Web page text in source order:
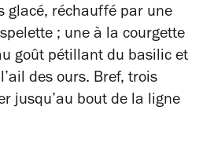
glacé, réchauffé par une
; une à la courgette
goût pétillant du basilic et
des ours. Bref, trois
jusqu’au bout de la ligne